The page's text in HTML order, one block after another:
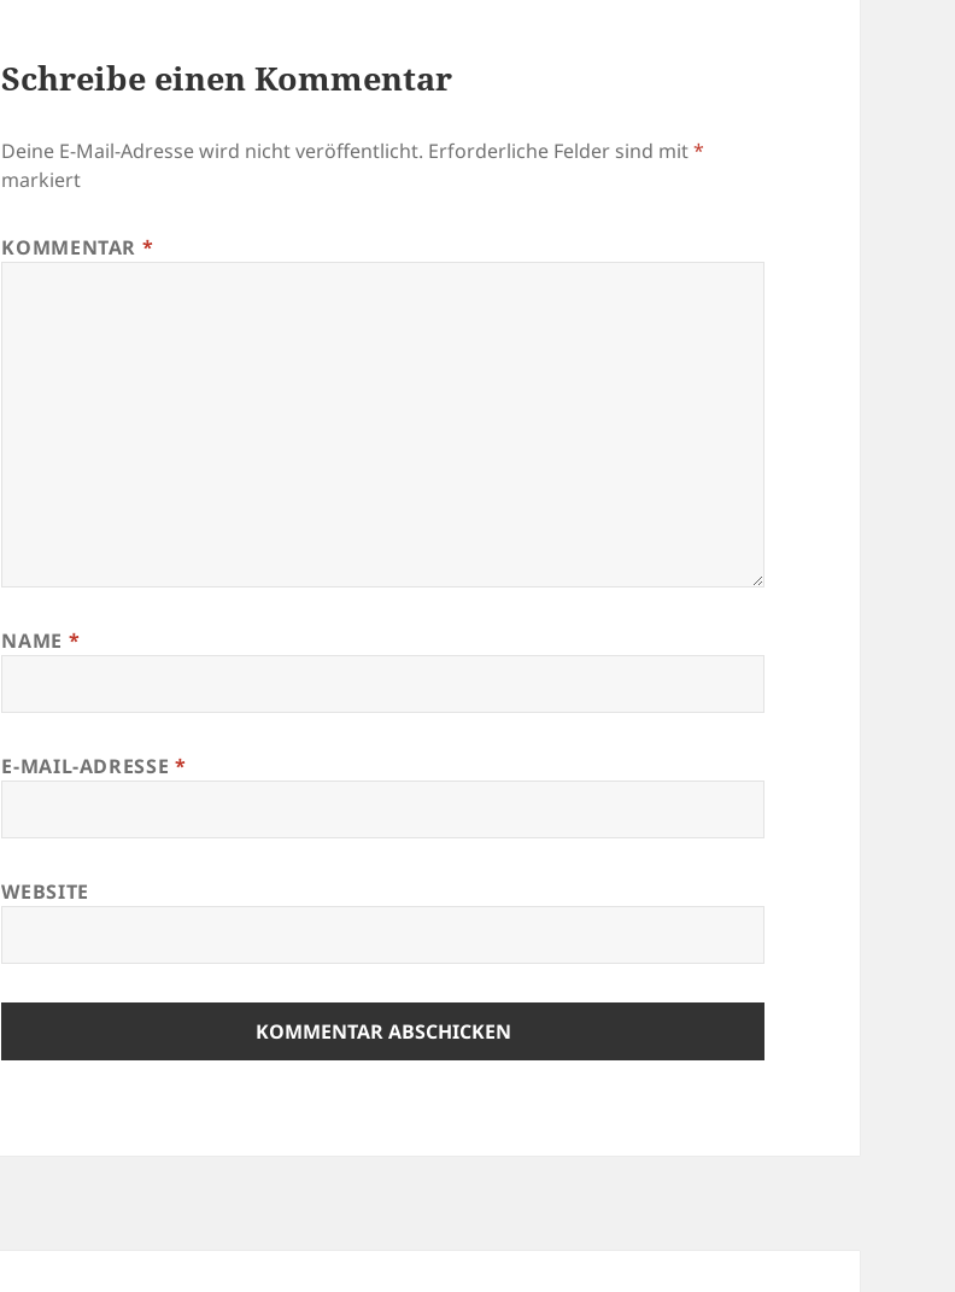
Schreibe einen Kommentar
Deine E-Mail-Adresse wird nicht veröffentlicht. Erforderliche Felder sind mit*
markiert
KOMMENTAR *
NAME *
E-MAIL-ADRESSE *
WEBSITE